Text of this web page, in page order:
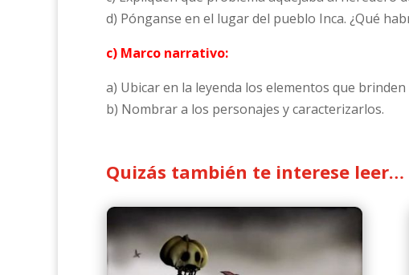
d) Pónganse en el lugar del pueblo Inca. ¿Qué
c) Marco narrativo:
a) Ubicar en la leyenda los elementos que
b) Nombrar a los personajes y caracterizarlos.
Quizás también te interese leer…